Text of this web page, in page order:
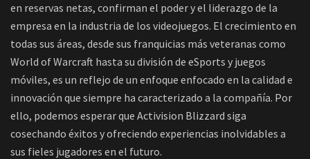
en reservas netas, confirman el poder y el liderazgo de la
empresa en la industria de los videojuegos. El crecimiento en
todas sus áreas, desde sus franquicias más veteranas como
World of Warcraft hasta su división de eSports y juegos
móviles, es un reflejo de un enfoque enfocado en la calidad e
innovación que siempre ha caracterizado a la compañía. Por
ello, podemos esperar que Activision Blizzard siga
cosechando éxitos y ofreciendo experiencias inolvidables a
sus fieles jugadores en el futuro.